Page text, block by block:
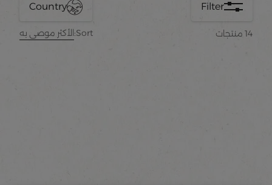
Filter
Country
14 منتجات Sort: الأكثر موصى به